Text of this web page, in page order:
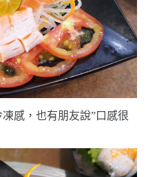
感，也有朋友說”口感很